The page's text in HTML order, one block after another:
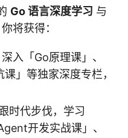
Go 语言深度学习 与
将获得：
深入「Go原理课」、
」等独家深度专栏，
时代步伐，学习
开发实战课」、